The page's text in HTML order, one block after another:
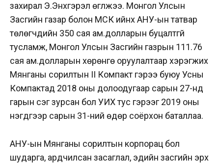
захирал Э.Энхгэрэл өгүүлжээ. Монгол Улсын
Засгийн газар болон МСК ийнхүү АНУ-ын татвар
төлөгчдийн 350 сая ам.долларын буцалтгүй
тусламж, Монгол Улсын Засгийн газрын 111.76
сая ам.долларын хөрөнгө оруулалтаар хэрэгжих
Мянганы сорилтын II Компакт гэрээ буюу Усны
Компактад 2018 оны долоодугаар сарын 27-нд
гарын үсэг зурсан бол УИХ тус гэрээг 2019 оны
нэгдүгээр сарын 31-ний өдөр соёрхон баталлаа.
АНУ-ын Мянганы сорилтын корпорац бол
шударга, ардчилсан засаглал, эдийн засгийн эрх